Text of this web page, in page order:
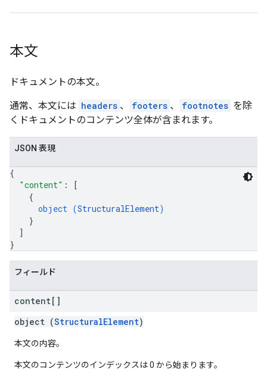
本文
ドキュメントの本文。
通常、本文には headers 、 footers 、 footnotes を除
くドキュメントのコンテンツ全体が含まれます。
JSON 表現
{
"content" :
[
{
object (StructuralElement)
}
]
}
フィールド
content[]
object (StructuralElement)
本文の内容。
本文のコンテンツのインデックスは 0 から始まります。